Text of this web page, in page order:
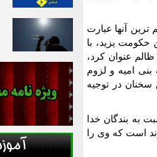
ترین آنها عبارت
حکومت یزید، با
عنوان کرد،
بنی امیه و لزوم
سخنان در توجیه
به بندگان خدا
است که وی را